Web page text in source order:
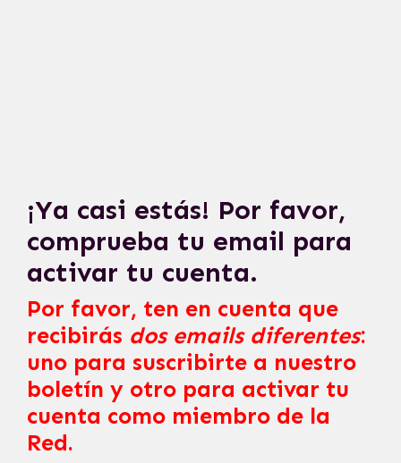
¡Ya casi estás! Por favor,
comprueba tu email para
activar tu cuenta.
Por favor, ten en cuenta que
recibirás dos emails diferentes:
uno para suscribirte a nuestro
boletín y otro para activar tu
cuenta como miembro de la
Red.